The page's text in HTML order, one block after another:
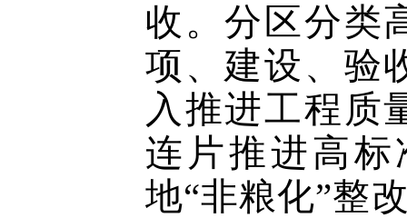
收。分区分类
项、建设、验
入推进工程质
连片推进高
地“非粮化”整